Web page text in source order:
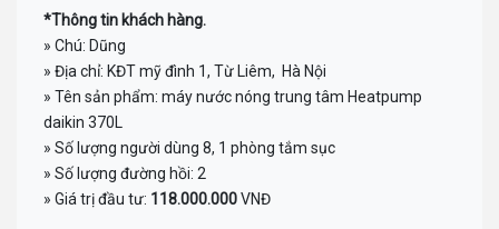
*Thông tin khách hàng.
» Chú: Dũng
» Địa chỉ: KĐT mỹ đình 1, Từ Liêm, Hà Nội
» Tên sản phẩm: máy nước nóng trung tâm Heatpump
daikin 370L
» Số lượng người dùng 8, 1 phòng tắm sục
» Số lượng đường hồi: 2
» Giá trị đầu tư: 118.000.000VNĐ